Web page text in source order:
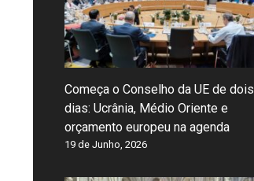
Começa o Conselho da UE de dois
dias: Ucrânia, Médio Oriente e
orçamento europeu na agenda
19 de Junho, 2026